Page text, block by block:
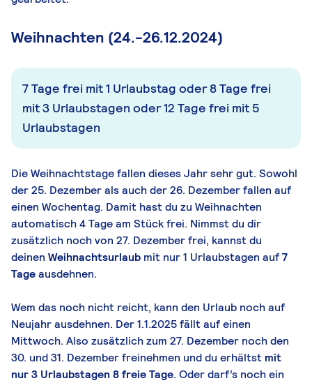
Weihnachten (24.-26.12.2024)
7 Tage frei mit 1 Urlaubstag oder 8 Tage frei
mit 3 Urlaubstagen oder 12 Tage frei mit 5
Urlaubstagen
Die Weihnachtstage fallen dieses Jahr sehr gut. Sowohl
der 25. Dezember als auch der 26. Dezember fallen auf
einen Wochentag. Damit hast du zu Weihnachten
automatisch 4 Tage am Stück frei. Nimmst du dir
zusätzlich noch von 27. Dezember frei, kannst du
deinen Weihnachtsurlaub mit nur 1 Urlaubstagen auf7
Tageausdehnen.
Wem das noch nicht reicht, kann den Urlaub noch auf
Neujahr ausdehnen. Der 1.1.2025 fällt auf einen
Mittwoch. Also zusätzlich zum 27. Dezember noch den
30. und 31. Dezember freinehmen und du erhältst mit
nur 3 Urlaubstagen 8 freie Tage. Oder darf’s noch ein